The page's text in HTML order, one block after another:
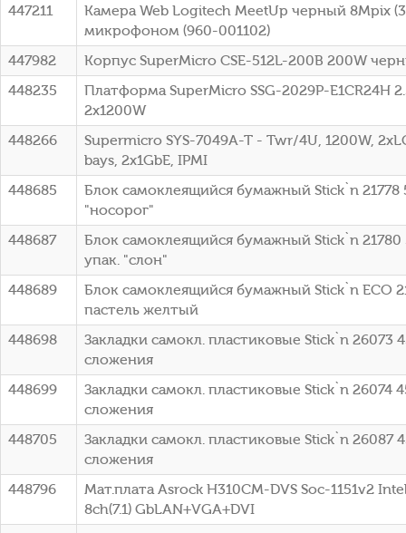
447211
Камера Web Logitech MeetUp черный 8Mpix
микрофоном (960-001102)
447982
Корпус SuperMicro CSE-512L-200B 200W
448235
Платформа SuperMicro SSG-2029P-E1CR24H
2x1200W
448266
Supermicro SYS-7049A-T - Twr/4U, 1200W,
bays, 2x1GbE, IPMI
448685
Блок самоклеящийся бумажный Stick`n 21778
"носорог"
448687
Блок самоклеящийся бумажный Stick`n 21780
упак. "слон"
448689
Блок самоклеящийся бумажный Stick`n ECO
пастель желтый
448698
Закладки самокл. пластиковые Stick`n 26073
сложения
448699
Закладки самокл. пластиковые Stick`n 26074
сложения
448705
Закладки самокл. пластиковые Stick`n 26087
сложения
448796
Мат.плата Asrock H310CM-DVS Soc-1151v2
8ch(7.1) GbLAN+VGA+DVI